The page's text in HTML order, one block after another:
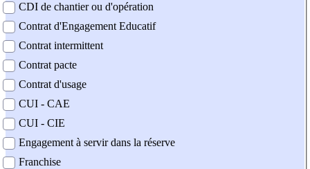
CDI de chantier ou d'opération
Contrat d'Engagement Educatif
Contrat intermittent
Contrat pacte
Contrat d'usage
CUI - CAE
CUI - CIE
Engagement à servir dans la réserve
Franchise